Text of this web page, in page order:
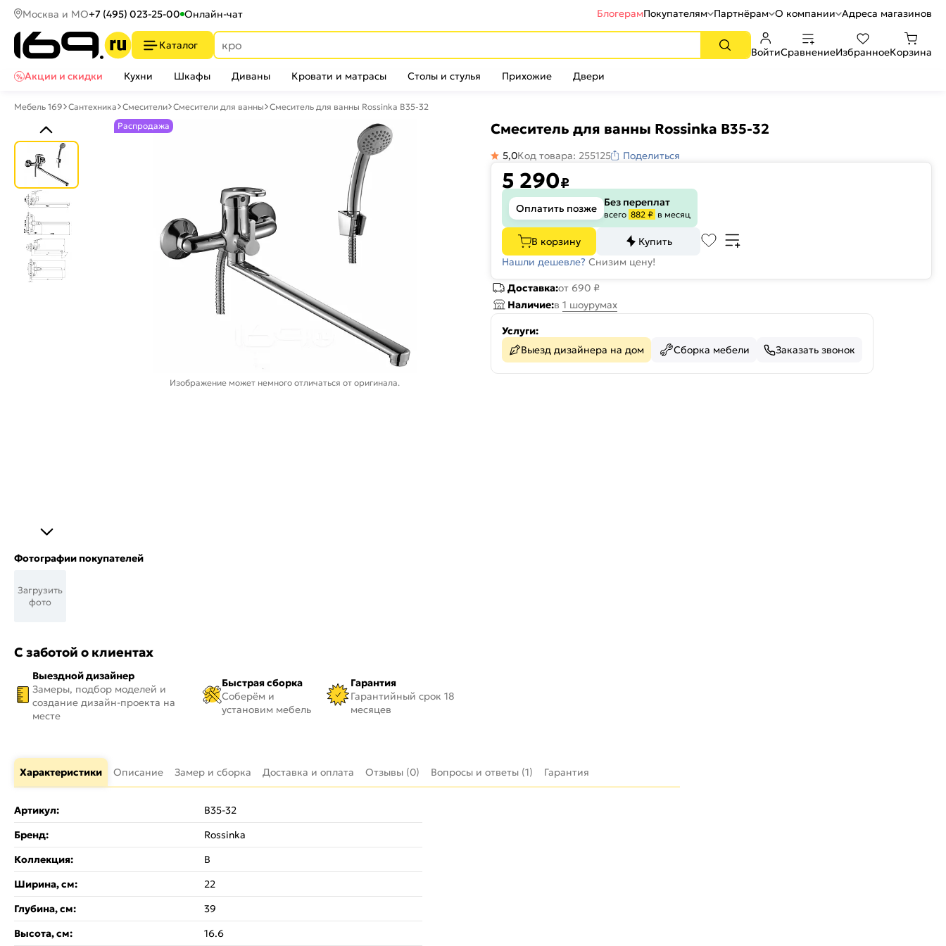
Москва и МО+7 (495) 023-25-00 Онлайн-чат БлогерамПокупателям Партнёрам О компании Адреса магазинов
Каталог
ВойтиСравнениеИзбранноеКорзина
Акции и скидки
Кухни Шкафы Диваны Кровати и матрасы Столы и стулья Прихожие Двери
Мебель 169 Сантехника Смесители Смесители для ванны Смеситель для ванны Rossinka B35-32
Распродажа
Изображение может немного отличаться от оригинала.
Фотографии покупателей
Загрузить
фото
С заботой о клиентах
Выездной дизайнер
Замеры, подбор моделей и
создание дизайн-проекта на
месте
Быстрая сборка
Соберём и
установим мебель
Гарантия
Гарантийный срок 18
месяцев
Смеситель для ванны Rossinka B35-32
5,0Код товара: 255125 Поделиться
5 290₽
Оплатить позже Без переплат
всего 882 ₽ в месяц
В корзину
Купить
Нашли дешевле? Снизим цену!
Доставка:от 690 ₽
Наличие:в 1 шоурумах
Услуги:
Выезд дизайнера на дом
Сборка мебели Заказать звонок
Характеристики Описание Замер и сборка Доставка и оплата Отзывы (0) Вопросы и ответы (1) Гарантия
Артикул:
B35-32
Бренд:
Rossinka
Коллекция:
B
Ширина, см:
22
Глубина, см:
39
Высота, см:
16.6